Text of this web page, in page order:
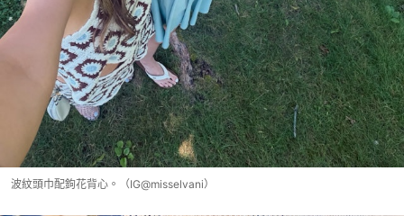
波紋頭巾配鉤花背心。（IG@misselvani）